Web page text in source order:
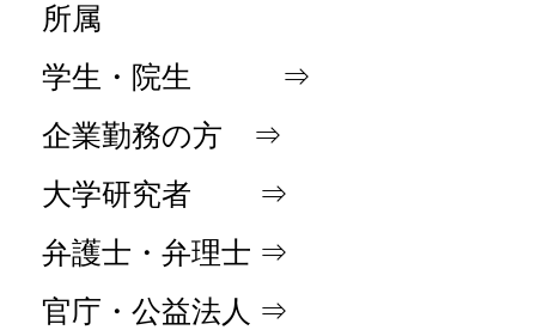
所属
学生・院生 ⇒
企業勤務の方 ⇒
大学研究者 ⇒
弁護士・弁理士 ⇒
官庁・公益法人 ⇒